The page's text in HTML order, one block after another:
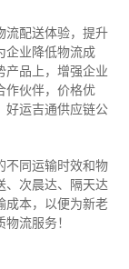
流配送体验，提升
企业降低物流成
产品上，增强企业
作伙伴，价格优
好运吉通供应链公
不同运输时效和物
、次晨达、隔天达
成本，以便为新老
流服务！